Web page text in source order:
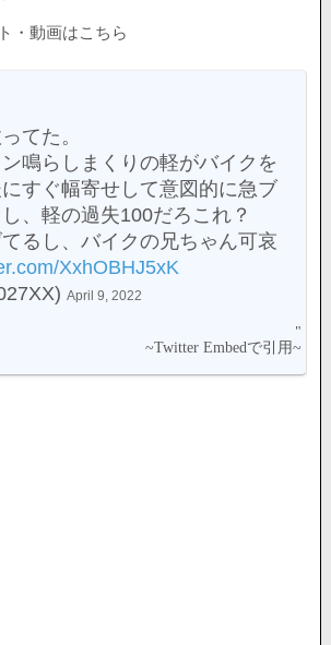
・動画はこちら
てた。
鳴らしまくりの軽がバイクを
すぐ幅寄せして意図的に急ブ
、軽の過失100だろこれ？
るし、バイクの兄ちゃん可哀
XxhOBHJ5xK
April 9, 2022